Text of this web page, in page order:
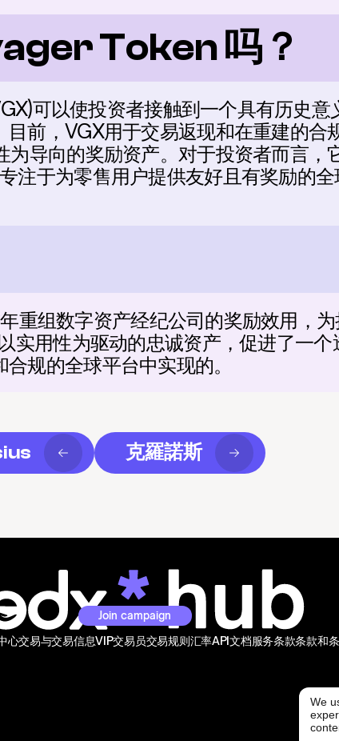
Token 吗？
可以使投资者接触到一个具有历史意
前，VGX用于交易返现和在重建的合
导向的奖励资产。对于投资者而言，
注于为零售用户提供友好且有奖励的
重组数字资产经纪公司的奖励效用，
实用性为驱动的忠诚资产，促进了一
规的全球平台中实现的。
克羅諾斯
Join campaign
心交易与交易信息VIP交易员交易规则汇率API文档服务条款条款和
We